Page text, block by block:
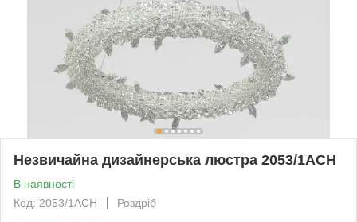
Незвичайна дизайнерська люстра 2053/1ACH
В наявності
Код: 2053/1ACH
Роздріб